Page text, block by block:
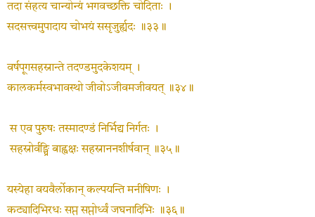
तदा संहत्य चान्योन्यं भगवच्छक्ति चोदिताः ।
सदसत्त्वमुपादाय चोभयं ससृजुर्ह्यदः ॥३३॥
वर्षपूगसहस्रान्ते तदण्डमुदकेशयम् ।
कालकर्मस्वभावस्थो जीवोऽजीवमजीवयत् ॥३४॥
स एव पुरुषः तस्मादण्डं निर्भिद्य निर्गतः ।
सहस्रोर्वङ्घ्रि बाह्वक्षः सहस्राननशीर्षवान् ॥३५॥
यस्येहा वयवैर्लोकान् कल्पयन्ति मनीषिणः ।
कट्यादिभिरधः सप्त सप्तोर्ध्वं जघनादिभिः ॥३६॥